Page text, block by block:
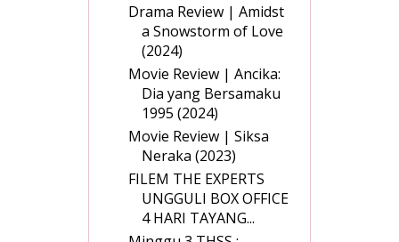
Drama Review | Amidst
a Snowstorm of Love
(2024)
Movie Review | Ancika:
Dia yang Bersamaku
1995 (2024)
Movie Review | Siksa
Neraka (2023)
FILEM THE EXPERTS
UNGGULI BOX OFFICE
4 HARI TAYANG...